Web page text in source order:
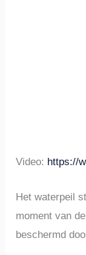
Video: https://
Het waterpeil
moment van
beschermd